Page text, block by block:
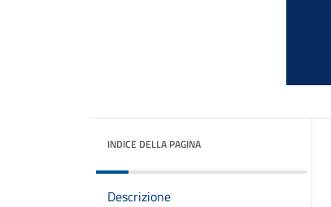
INDICE DELLA PAGINA
Descrizione